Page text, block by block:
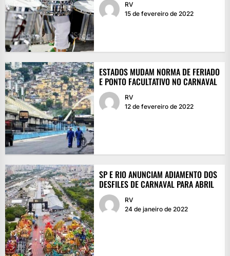
RV
15 de fevereiro de 2022
ESTADOS MUDAM NORMA DE FERIADO
E PONTO FACULTATIVO NO CARNAVAL
RV
12 de fevereiro de 2022
SP E RIO ANUNCIAM ADIAMENTO DOS
DESFILES DE CARNAVAL PARA ABRIL
RV
24 de janeiro de 2022